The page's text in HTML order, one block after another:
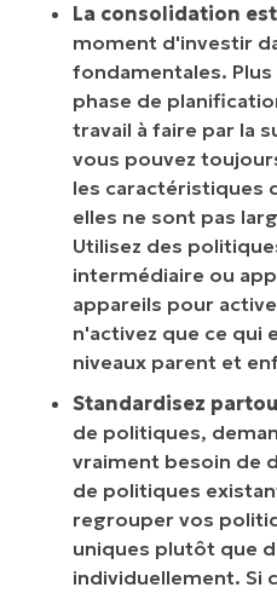
La consolidation
moment d'investir
fondamentales.
phase de
travail à faire par la
vous pouvez
les caractéristiques
elles ne sont pas
Utilisez des
intermédiaire ou
appareils pour
n'activez que ce qui
niveaux parent et
Standardisez
de politiques,
vraiment besoin de
de politiques
regrouper vos
uniques plutôt que
individuellement. Si